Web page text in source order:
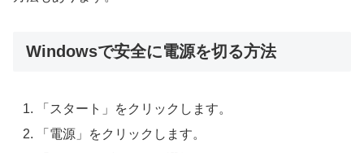
Windowsで安全に電源を切る方法
「スタート」をクリックします。
「電源」をクリックします。